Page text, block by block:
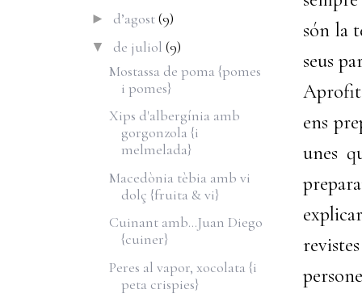
són la
seus
ens
unes
► d’agost(9)
▼ de juliol (9)
Mostassa de poma {pomes
i pomes}
Xips d'albergínia amb
gorgonzola {i
melmelada}
Macedònia tèbia amb vi
dolç {fruita & vi}
Cuinant amb...Juan Diego
{cuiner}
Peres al vapor, xocolata {i
peta crispies}